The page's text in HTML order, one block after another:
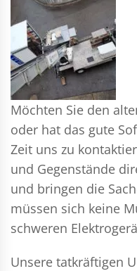
Möchten Sie den
oder hat das gute
Zeit uns zu
und Gegenstände
und bringen die
müssen sich keine
schweren
Unsere tatkräftigen